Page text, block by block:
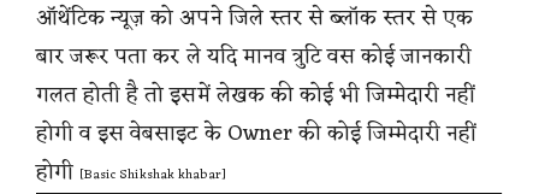
ऑथेंटिक न्यूज़ को अपने जिले स्तर से ब्लॉक स्तर से एक
बार जरूर पता कर ले यदि मानव त्रुटि वस कोई जानकारी
गलत होती है तो इसमें लेखक की कोई भी जिम्मेदारी नहीं
होगी व इस वेबसाइट के Owner की कोई जिम्मेदारी नहीं
होगी [Basic Shikshak khabar]